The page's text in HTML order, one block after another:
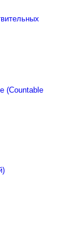
(Countable